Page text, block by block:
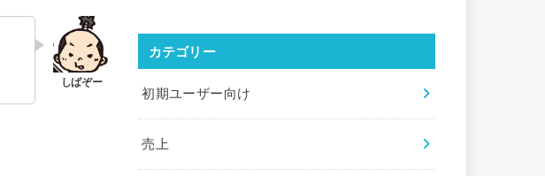
カテゴリー
初期ユーザー向け
売上